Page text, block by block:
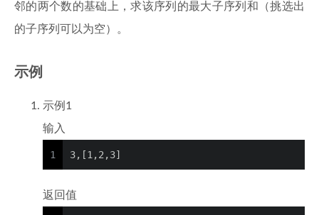
邻的两个数的基础上，求该序列的最大子序列和（挑选出
的子序列可以为空）。
示例
示例1
输入
1 3,[1,2,3]
返回值